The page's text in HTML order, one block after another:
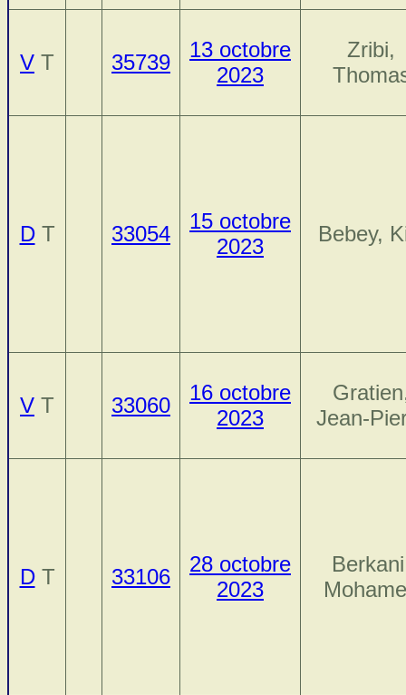
V T 35739
13 octobre
2023
Zribi,
DT 33054
15 octobre
2023
Bebey,
V T 33060
16 octobre
2023
Jean-
DT 33106
28 octobre
2023